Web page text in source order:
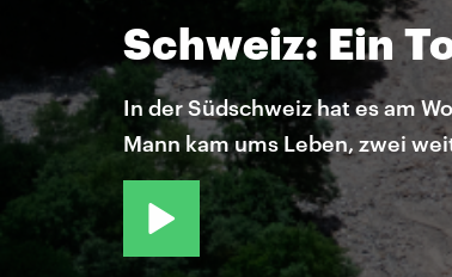
Schweiz: Ein
In der Südschweiz hat es am
Mann kam ums Leben, zwei